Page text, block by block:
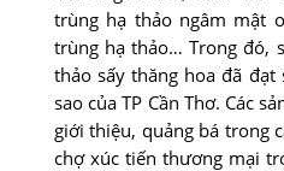
trùng hạ thảo ngâm mật
trùng hạ thảo… Trong đó,
thảo sấy thăng hoa đã đạt
sao của TP Cần Thơ. Các
giới thiệu, quảng bá trong
chợ xúc tiến thương mại